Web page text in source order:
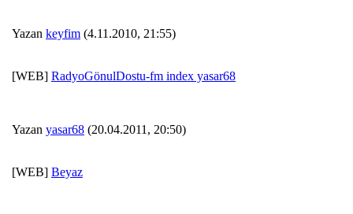
Yazan keyfim (4.11.2010, 21:55)
[WEB] RadyoGönulDostu-fm index yasar68
Yazan yasar68 (20.04.2011, 20:50)
[WEB] Beyaz